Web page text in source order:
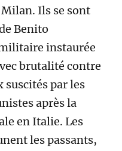
Milan. Ils se sont
Benito
instaurée
brutalité contre
suscités par les
après la
en Italie. Les
les passants,